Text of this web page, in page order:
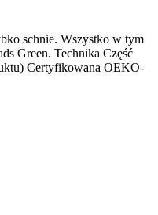
schnie. Wszystko w tym
Green. Technika Część
Certyfikowana OEKO-